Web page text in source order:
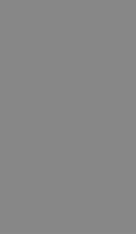
uživatele a správa účtu.
nutných souborů cookie